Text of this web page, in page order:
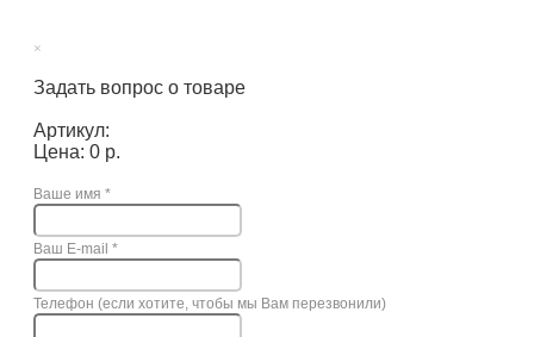
×
Задать вопрос о товаре
Артикул:
Цена: 0 р.
Ваше имя *
Ваш E-mail *
Телефон (если хотите, чтобы мы Вам перезвонили)